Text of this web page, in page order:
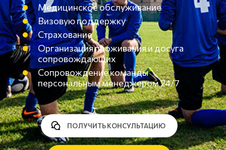
Медицинское обслуживание
Визовую поддержку
Страхование
Организация проживания и досуга
сопровождающих
Сопровождение команды
персональным менеджером 24/7
ПОЛУЧИТЬ КОНСУЛЬТАЦИЮ